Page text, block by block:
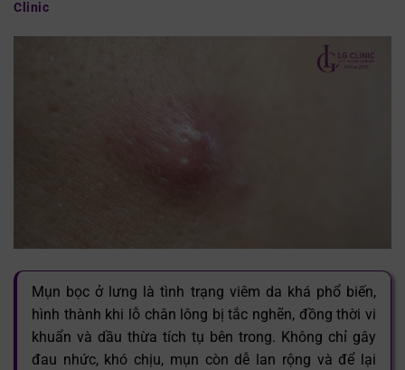
Clinic
Mụn bọc ở lưng là tình trạng viêm da khá phổ biến,
hình thành khi lỗ chân lông bị tắc nghẽn, đồng thời vi
khuẩn và dầu thừa tích tụ bên trong. Không chỉ gây
đau nhức, khó chịu, mụn còn dễ lan rộng và để lại